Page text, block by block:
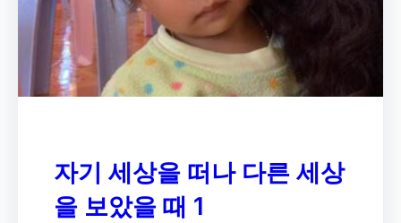
자기 세상을 떠나 다른 세상
을 보았을 때 1